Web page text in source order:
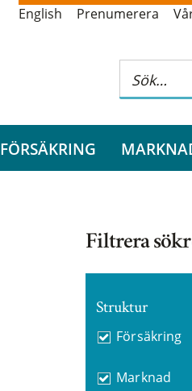
English Prenumerera
FÖRSÄKRING
Filtrera
Struktur
Försäkring
Marknad